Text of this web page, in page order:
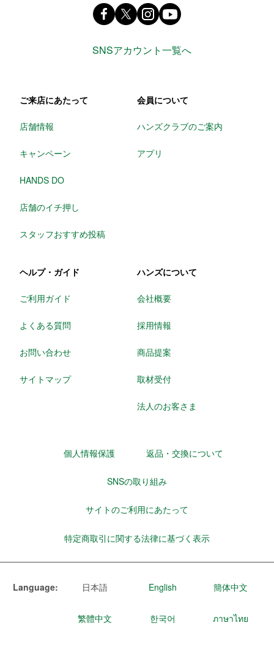
Facebook ハンズ公式ファンページ
X(旧 twitter) @Hands_official_
instagram
SNSアカウント一覧へ
ご来店にあたって
店舗情報
キャンペーン
HANDS DO
店舗のイチ押し
スタッフおすすめ投稿
会員について
ハンズクラブのご案内
アプリ
ヘルプ・ガイド
ご利用ガイド
よくある質問
お問い合わせ
サイトマップ
ハンズについて
会社概要
採用情報
商品提案
取材受付
法人のお客さま
個人情報保護 返品・交換について
SNSの取り組み
サイトのご利用にあたって
特定商取引に関する法律に基づく表示
Language: 日本語 English 簡体中文
繁體中文 한국어 ภาษาไทย